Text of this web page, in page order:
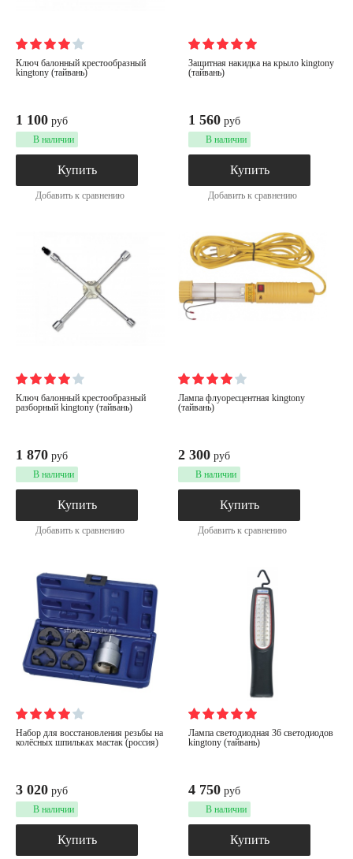
ключ балонный крестообразный
kingtony (тайвань)
1 100 руб
В наличии
Купить
Добавить к сравнению
защитная накидка на крыло kingtony
(тайвань)
1 560 руб
В наличии
Купить
Добавить к сравнению
ключ балонный крестообразный
разборный kingtony (тайвань)
1 870 руб
В наличии
Купить
Добавить к сравнению
лампа флуоресцентная kingtony
(тайвань)
2 300 руб
В наличии
Купить
Добавить к сравнению
набор для восстановления резьбы на
колёсных шпильках мастак (россия)
3 020 руб
В наличии
Купить
лампа светодиодная 36 светодиодов
kingtony (тайвань)
4 750 руб
В наличии
Купить